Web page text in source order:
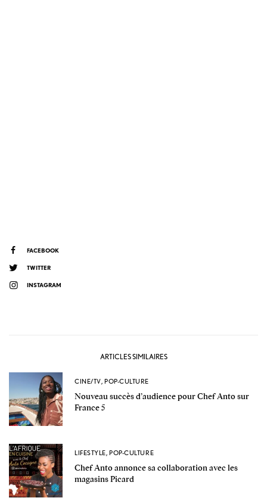
FACEBOOK
TWITTER
INSTAGRAM
ARTICLES SIMILAIRES
CINE/TV, POP-CULTURE
Nouveau succès d’audience pour Chef Anto sur
France 5
LIFESTYLE,POP-CULTURE
Chef Anto annonce sa collaboration avec les
magasins Picard